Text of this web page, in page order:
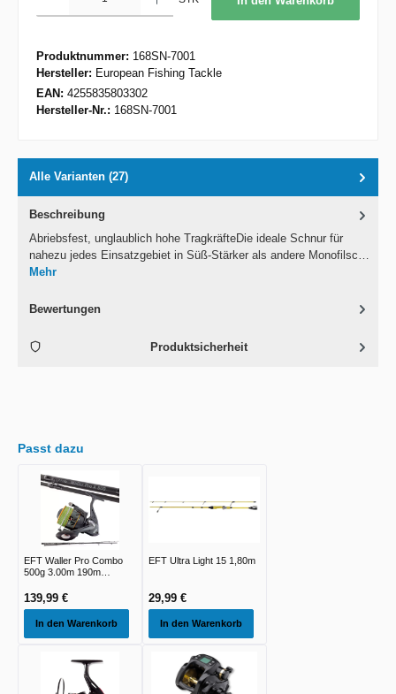
Produktnummer: 168SN-7001
Hersteller: European Fishing Tackle
EAN: 4255835803302
Hersteller-Nr.: 168SN-7001
Alle Varianten (27)
Beschreibung
Abriebsfest, unglaublich hohe TragkräfteDie ideale Schnur für
nahezu jedes Einsatzgebiet in Süß-Stärker als andere Monofilsc…
Mehr
Bewertungen
Produktsicherheit
Passt dazu
EFT Waller Pro Combo
500g 3.00m 190m
139,99 €
In den Warenkorb
EFT Ultra Light 15 1,80m
29,99 €
In den Warenkorb